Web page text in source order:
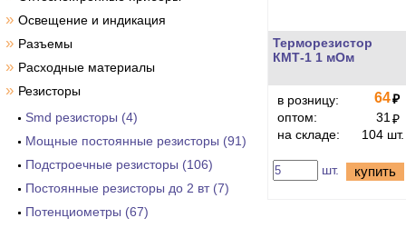
» Освещение и индикация
» Разъемы
» Расходные материалы
» Резисторы
Smd резисторы (4)
Мощные постоянные резисторы (91)
Подстроечные резисторы (106)
Постоянные резисторы до 2 вт (7)
Потенциометры (67)
Терморезистор
КМТ-1 1 мОм
в розницу: 64₽
оптом:
31 ₽
на складе:
104 шт.
шт. купить